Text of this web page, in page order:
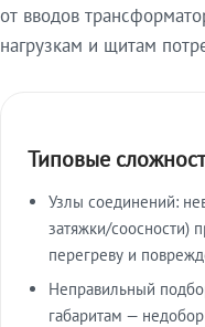
от вводов
нагрузкам и щитам
Типовые
Узлы соединений:
затяжки/соосности)
перегреву и
Неправильный
габаритам —